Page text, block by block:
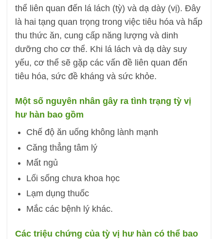
thể liên quan đến lá lách (tỳ) và dạ dày (vị). Đây
là hai tạng quan trọng trong việc tiêu hóa và hấp
thu thức ăn, cung cấp năng lượng và dinh
dưỡng cho cơ thể. Khi lá lách và dạ dày suy
yếu, cơ thể sẽ gặp các vấn đề liên quan đến
tiêu hóa, sức đề kháng và sức khỏe.
Một số nguyên nhân gây ra tình trạng tỳ vị
hư hàn bao gồm
Chế độ ăn uống không lành mạnh
Căng thẳng tâm lý
Mất ngủ
Lối sống chưa khoa học
Lạm dụng thuốc
Mắc các bệnh lý khác.
Các triệu chứng của tỳ vị hư hàn có thể bao